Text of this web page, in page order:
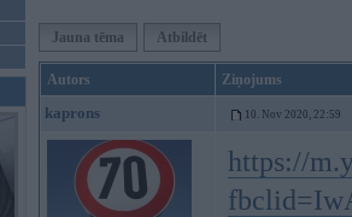
Jauna tēma Atbildēt
Autors Ziņojums
kaprons 10. Nov 2020, 22:59
https://